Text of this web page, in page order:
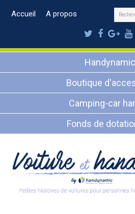
Accueil A propos
Twitter
Boutique
Camping-car
Fonds de